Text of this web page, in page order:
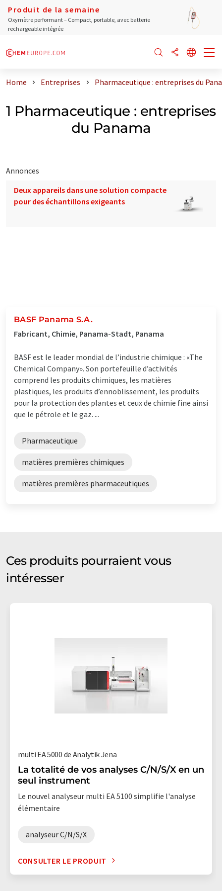
Produit de la semaine
Oxymètre performant – Compact, portable, avec batterie
rechargeable intégrée
Home Entreprises Pharmaceutique : entreprises du
1 Pharmaceutique : entreprises
du Panama
Annonces
Deux appareils dans une solution compacte
pour des échantillons exigeants
BASF Panama S.A.
Fabricant, Chimie, Panama-Stadt, Panama
BASF est le leader mondial de l’industrie chimique : «The
Chemical Company». Son portefeuille d’activités
comprend les produits chimiques, les matières
plastiques, les produits d’ennoblissement, les produits
pour la protection des plantes et ceux de chimie fine ainsi
que le pétrole et le gaz. ...
Pharmaceutique
matières premières chimiques
matières premières pharmaceutiques
Ces produits pourraient vous
intéresser
multi EA 5000 de Analytik Jena
La totalité de vos analyses C/N/S/X en un
seul instrument
Le nouvel analyseur multi EA 5100 simplifie l'analyse
élémentaire
analyseur C/N/S/X
CONSULTER LE PRODUIT